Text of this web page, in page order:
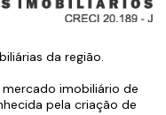
da região.
imobiliário de
pela criação de